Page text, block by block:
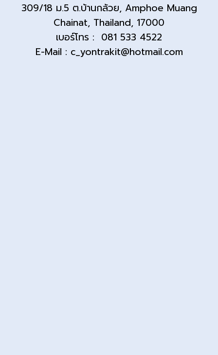
309/18 ม.5 ต.บ้านกล้วย, Amphoe Muang
Chainat, Thailand, 17000
เบอร์โทร : 081 533 4522
E-Mail : c_yontrakit@hotmail.com